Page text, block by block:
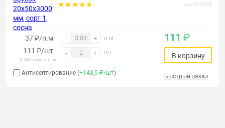
код: 060008
37 ₽/п.м - + п.м
111 ₽/шт
0.33 штук в п.м
- + шт
111 ₽
Антисептирование (+148,5 ₽/шт)
В корзину
Быстрый заказ